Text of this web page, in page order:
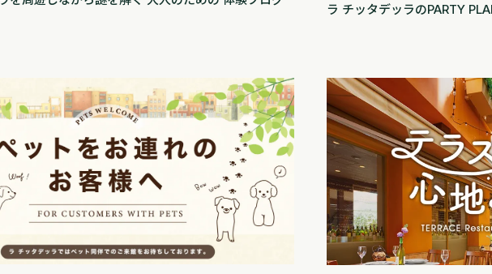
ラ チッタデッラのPARTY